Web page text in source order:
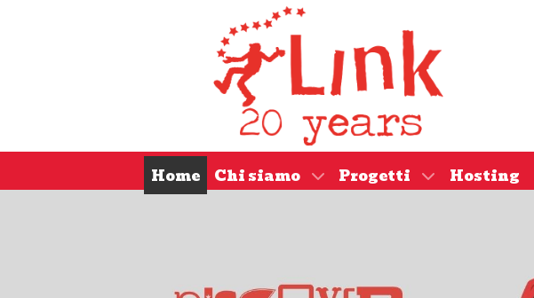
Home Chi siamo Progetti Hosting